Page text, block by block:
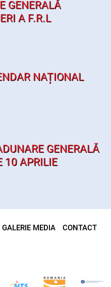
GENERALĂ
A F.R.L
NAȚIONAL
GENERALĂ
10 APRILIE
GALERIE MEDIA CONTACT